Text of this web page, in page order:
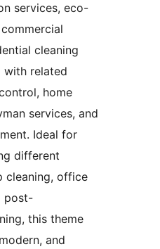
services, eco-
cleaning
with related
home
services, and
Ideal for
different
cleaning, office
post-
this theme
and